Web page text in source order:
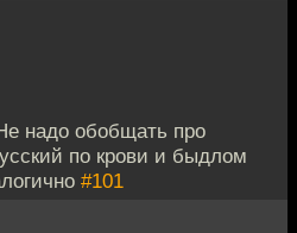
надо обобщать про
по крови и быдлом
#101